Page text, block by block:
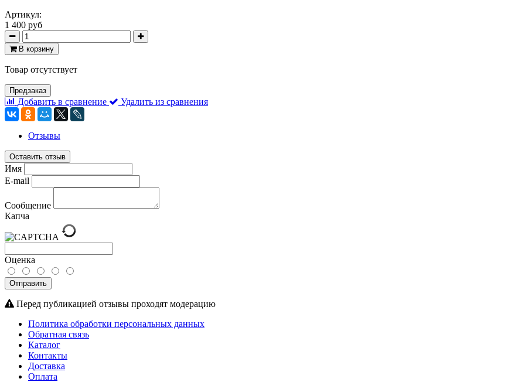
Артикул:
1 400 руб
В корзину
Товар отсутствует
Предзаказ
Добавить в сравнение Удалить из сравнения
Отзывы
Оставить отзыв
Имя
E-mail
Сообщение
Капча
Оценка
Отправить
Перед публикацией отзывы проходят модерацию
Политика обработки персональных данных
Обратная связь
Каталог
Контакты
Доставка
Оплата